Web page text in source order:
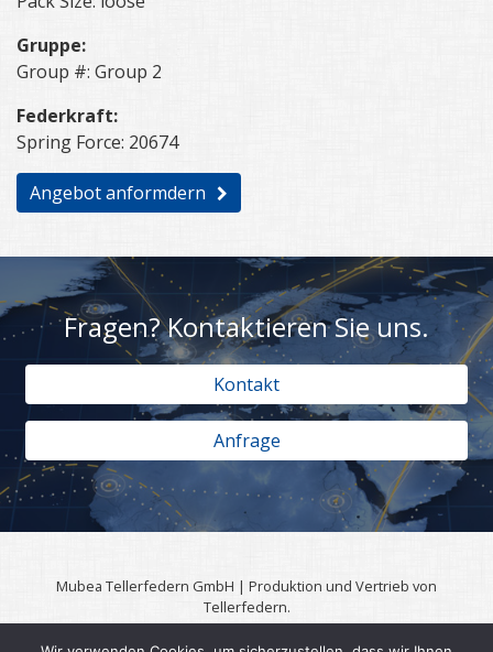
Gruppe:
Group #: Group 2
Federkraft:
Spring Force: 20674
Angebot anformdern
Fragen? Kontaktieren Sie uns.
Kontakt
Anfrage
Mubea Tellerfedern GmbH | Produktion und Vertrieb von
Tellerfedern.